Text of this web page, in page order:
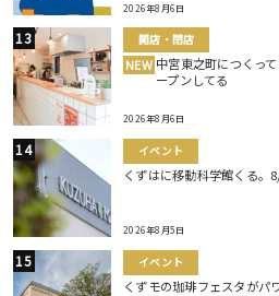
2026年8月6日
開店・閉店
NEW 中宮東之町につくっ
ープンしてる
2026年8月6日
イベント
くずはに移動科学館くる。
2026年8月5日
イベント
くずモの珈琲フェスタがパ